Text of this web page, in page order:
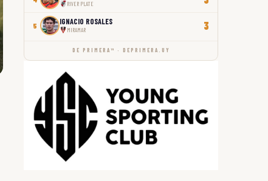
RIVER PLATE
5 IGNACIO ROSALES
MIRAMAR 3
DE PRIMERA™ · DEPRIMERA.UY